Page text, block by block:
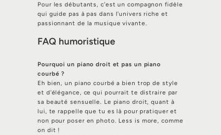
Pour les débutants, c'est un compagnon fidèle
qui guide pas à pas dans l'univers riche et
passionnant de la musique vivante.
FAQ humoristique
Pourquoi un piano droit et pas un piano
courbé ?
Eh bien, un piano courbé a bien trop de style
et d'élégance, ce qui pourrait te distraire par
sa beauté sensuelle. Le piano droit, quant à
lui, te rappelle que tu es là pour pratiquer et
non pour poser en photo. Less is more, comme
on dit !